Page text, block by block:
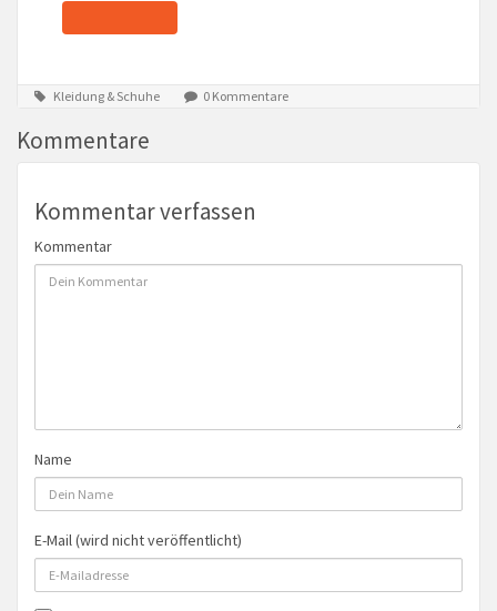
Kleidung & Schuhe 0 Kommentare
Kommentare
Kommentar verfassen
Kommentar
Name
E-Mail (wird nicht veröffentlicht)